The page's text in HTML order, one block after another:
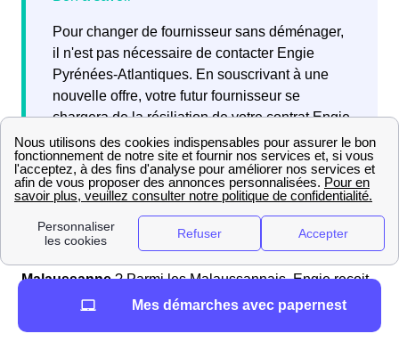
Pour changer de fournisseur sans déménager,
il n'est pas nécessaire de contacter Engie
Pyrénées-Atlantiques. En souscrivant à une
nouvelle offre, votre futur fournisseur se
chargera de la résiliation de votre contrat Engie
en cours.
Que penser d'Engie (ex EDF-GDF) à Malaussanne ?
Malaussanne? Parmi les Malaussannais, Engie reçoit
différentsretours ,positifscomme négatifs,
Mes démarches avec papernest